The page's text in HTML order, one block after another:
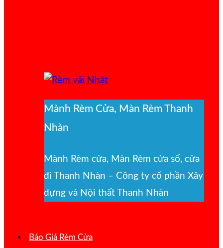
Mành Rèm Cửa, Màn Rèm Thanh
Nhàn
Mành Rèm cửa, Màn Rèm cửa sổ, cửa
đi Thanh Nhàn – Công ty cổ phần Xây
dựng và Nội thất Thanh Nhàn
Báo Giá Rèm Cửa